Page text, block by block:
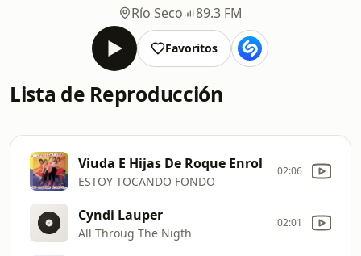
Río Seco
89.3 FM
Favoritos
Lista de Reproducción
Viuda E Hijas De Roque Enrol
ESTOY TOCANDO FONDO
02:06
Cyndi Lauper
All Throug The Nigth
02:01